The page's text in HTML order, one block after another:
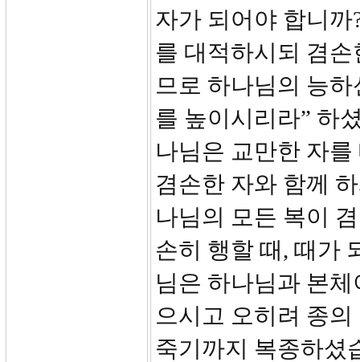
자가 되어야 합니까
를 대적하시되 겸
므로 하나님의 능
를 높이시리라” 하
나님은 교만한 자
겸손한 자와 함께
나님의 모든 복이
손히 행할 때, 때가
님은 하나님과 본
으시고 오히려 종
죽기까지 복종하셨